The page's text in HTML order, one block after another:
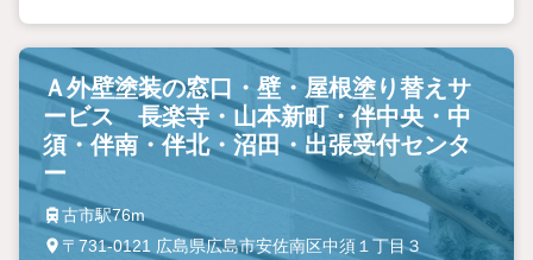
Ａ外壁塗装の窓口・壁・屋根塗り替えサ
ービス 長楽寺・山本新町・伴中央・中
須・伴南・伴北・沼田・出張受付センタ
ー
古市駅76m
〒731-0121 広島県広島市安佐南区中須１丁目３